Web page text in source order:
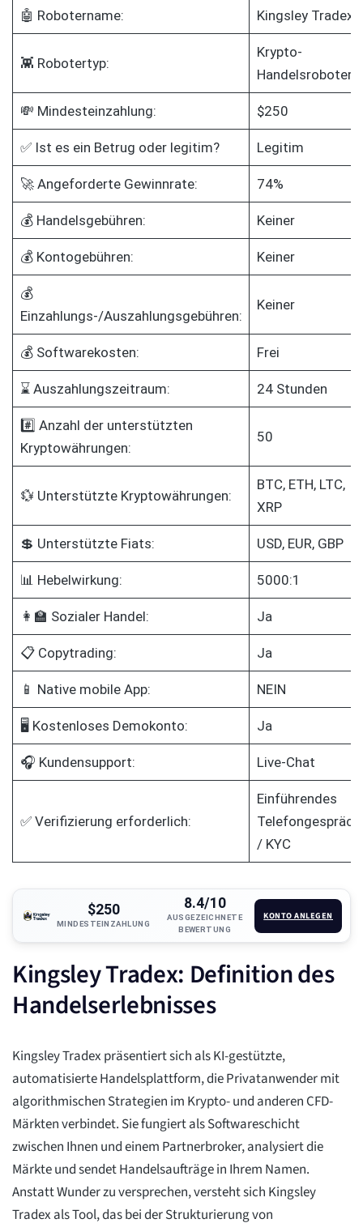
🤖 Robotername: Kingsley Tradex
👾 Robotertyp:
Krypto-
Handelsroboter
💸 Mindesteinzahlung: $250
✅ Ist es ein Betrug oder legitim? Legitim
🚀 Angeforderte Gewinnrate: 74%
💰 Handelsgebühren: Keiner
💰 Kontogebühren: Keiner
💰
Einzahlungs-/Auszahlungsgebühren:
Keiner
💰 Softwarekosten: Frei
⌛ Auszahlungszeitraum: 24 Stunden
#️⃣ Anzahl der unterstützten
Kryptowährungen:
50
💱 Unterstützte Kryptowährungen:
BTC, ETH, LTC,
XRP
💲 Unterstützte Fiats: USD, EUR, GBP
📊 Hebelwirkung: 5000:1
👩‍🏫 Sozialer Handel: Ja
📋 Copytrading: Ja
📱 Native mobile App: NEIN
🖥️ Kostenloses Demokonto: Ja
🎧 Kundensupport: Live-Chat
✅ Verifizierung erforderlich:
Einführendes
Telefongespräch
/ KYC
$250
MINDESTEINZAHLUNG
8.4/10
AUSGEZEICHNETE
BEWERTUNG
KONTO ANLEGEN
Kingsley Tradex: Definition des
Handelserlebnisses
Kingsley Tradex präsentiert sich als KI-gestützte,
automatisierte Handelsplattform, die Privatanwender mit
algorithmischen Strategien im Krypto- und anderen CFD-
Märkten verbindet. Sie fungiert als Softwareschicht
zwischen Ihnen und einem Partnerbroker, analysiert die
Märkte und sendet Handelsaufträge in Ihrem Namen.
Anstatt Wunder zu versprechen, versteht sich Kingsley
Tradex als Tool, das bei der Strukturierung von